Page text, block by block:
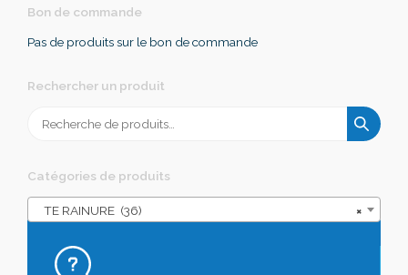
Bon de commande
Pas de produits sur le bon de commande
Rechercher un produit
pour :
Catégories de produits
×
TE RAINURE (36)